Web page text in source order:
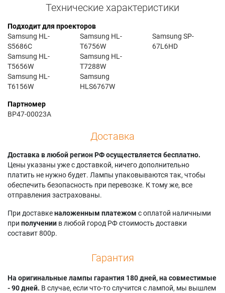
Технические характеристики
Подходит для проекторов
Samsung HL-
S5686C
Samsung HL-
T5656W
Samsung HL-
T6156W
Samsung HL-
T6756W
Samsung HL-
T7288W
Samsung
HLS6767W
Samsung SP-
67L6HD
Партномер
BP47-00023A
Доставка
Доставка в любой регион РФ осуществляется бесплатно.
Цены указаны уже с доставкой, ничего дополнительно
платить не нужно будет. Лампы упаковываются так, чтобы
обеспечить безопасность при перевозке. К тому же, все
отправления застрахованы.
При доставкеналоженным платежом с оплатой наличными
при получении в любой город РФ стоимость доставки
составит 800р.
Гарантия
На оригинальные лампы гарантия 180 дней, на совместимые
- 90 дней. В случае, если что-то случится с лампой, мы вышлем